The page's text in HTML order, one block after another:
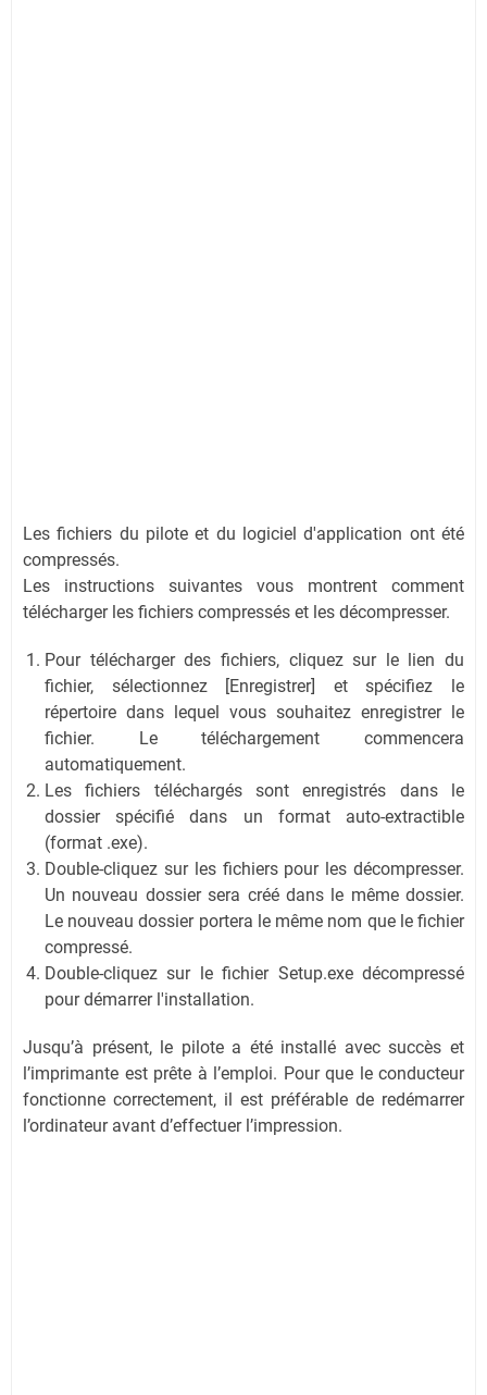
Les fichiers du pilote et du logiciel d'application ont été
compressés.
Les instructions suivantes vous montrent comment
télécharger les fichiers compressés et les décompresser.
Pour télécharger des fichiers, cliquez sur le lien du
fichier, sélectionnez [Enregistrer] et spécifiez le
répertoire dans lequel vous souhaitez enregistrer le
fichier. Le téléchargement commencera
automatiquement.
Les fichiers téléchargés sont enregistrés dans le
dossier spécifié dans un format auto-extractible
(format .exe).
Double-cliquez sur les fichiers pour les décompresser.
Un nouveau dossier sera créé dans le même dossier.
Le nouveau dossier portera le même nom que le fichier
compressé.
Double-cliquez sur le fichier Setup.exe décompressé
pour démarrer l'installation.
Jusqu’à présent, le pilote a été installé avec succès et
l’imprimante est prête à l’emploi. Pour que le conducteur
fonctionne correctement, il est préférable de redémarrer
l’ordinateur avant d’effectuer l’impression.